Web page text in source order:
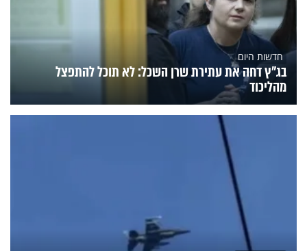
חדשות היום
בג"ץ דחה את עתירת שרן השכל: לא תוכל להתפצל
מהליכוד